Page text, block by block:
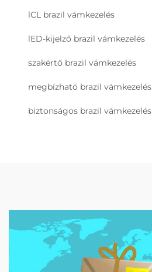
lCL brazil vámkezelés
lED-kijelző brazil vámkezelés
szakértő brazil vámkezelés
megbízható brazil vámkezelés
biztonságos brazil vámkezelés